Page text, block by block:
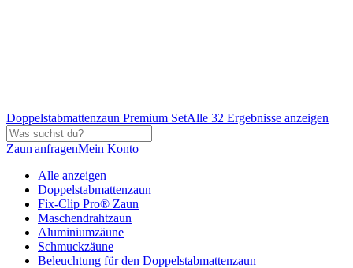
Doppelstabmattenzaun Premium SetAlle 32 Ergebnisse anzeigen
Zaun anfragenMein Konto
Alle anzeigen
Doppelstabmattenzaun
Fix-Clip Pro® Zaun
Maschendrahtzaun
Aluminiumzäune
Schmuckzäune
Beleuchtung für den Doppelstabmattenzaun